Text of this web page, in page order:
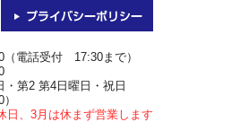
（電話受付 17:30まで）
・第2 第4日曜日・祝日
日、3月は休まず営業します